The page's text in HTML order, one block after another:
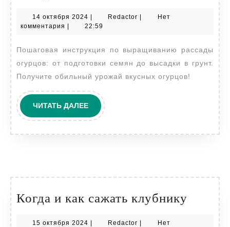
огурцов:
а
до
14 октября 2024 14
октября
Redactor Redactor
Нет
комментария
22:59
Пошаговая инструкция по выращиванию рассады
огурцов: от подготовки семян до высадки в грунт.
Получите обильный урожай вкусных огурцов!
ЧИТАТЬ ДАЛЕЕЧИТАТЬ
ДАЛЕЕ
Когда и как сажать клубнику Когда
15 октября 2024 15
| Redactor Redactor
|
Нет